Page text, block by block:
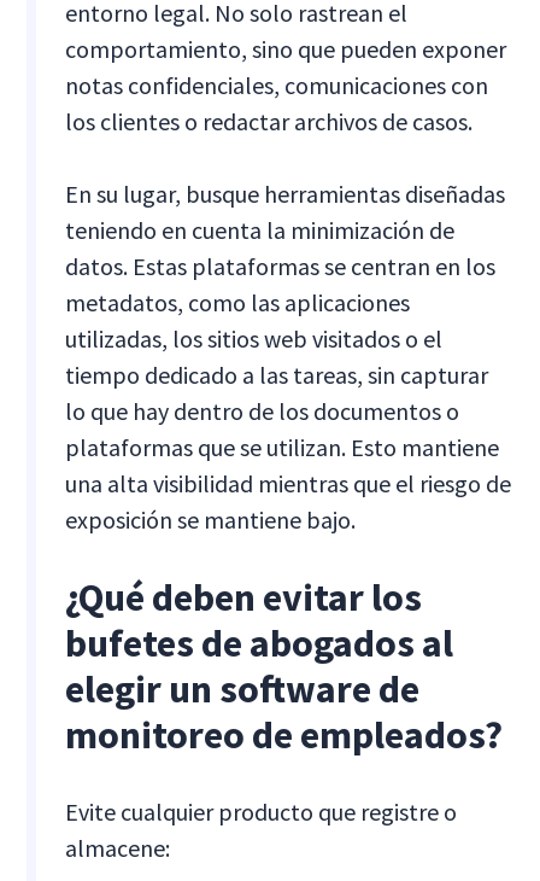
entorno legal. No solo rastrean el
comportamiento, sino que pueden exponer
notas confidenciales, comunicaciones con
los clientes o redactar archivos de casos.
En su lugar, busque herramientas diseñadas
teniendo en cuenta la minimización de
datos. Estas plataformas se centran en los
metadatos, como las aplicaciones
utilizadas, los sitios web visitados o el
tiempo dedicado a las tareas, sin capturar
lo que hay dentro de los documentos o
plataformas que se utilizan. Esto mantiene
una alta visibilidad mientras que el riesgo de
exposición se mantiene bajo.
¿Qué deben evitar los
bufetes de abogados al
elegir un software de
monitoreo de empleados?
Evite cualquier producto que registre o
almacene: